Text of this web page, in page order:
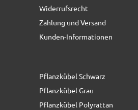
Widerrufsrecht
Zahlung und Versand
Kunden-Informationen
Pflanzkübel Schwarz
Pflanzkübel Grau
Pflanzkübel Polyrattan